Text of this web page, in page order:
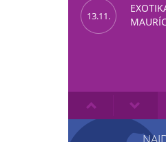
13.11.